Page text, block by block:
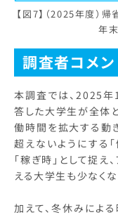
【図7】（2025年度）
年
調査者コメン
本調査では、2025年
答した大学生が全体
働時間を拡大する動
超えないようにする
「稼ぎ時」として捉え
える大学生も少なく
加えて、冬休みによ